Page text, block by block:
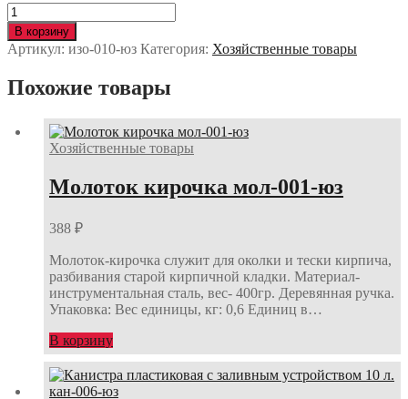
Количество
изолента
х/
б
гр.
В корзину
Артикул: изо-010-юз Категория: Хозяйственные товары
Похожие товары
Хозяйственные товары
Молоток кирочка мол-001-юз
388 ₽
Молоток-кирочка служит для околки и тески кирпича,
разбивания старой кирпичной кладки. Материал-
инструментальная сталь, вес- 400гр. Деревянная ручка.
Упаковка: Вес единицы, кг: 0,6 Единиц в…
В корзину